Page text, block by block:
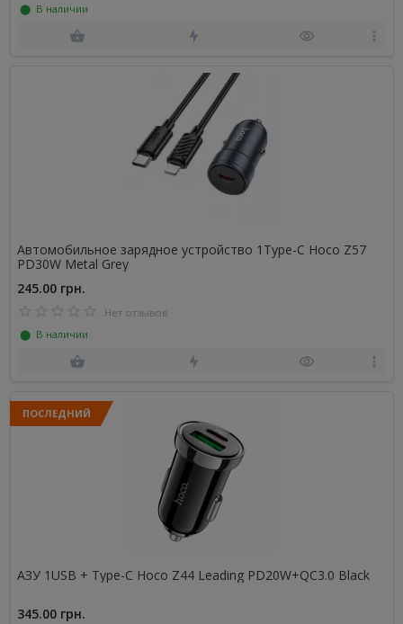
⬤ В наличии
Автомобильное зарядное устройство 1Type-C Hoco Z57
PD30W Metal Grey
245.00 грн.
Нет отзывов
⬤ В наличии
ПОСЛЕДНИЙ
АЗУ 1USB + Type-C Hoco Z44 Leading PD20W+QC3.0 Black
345.00 грн.